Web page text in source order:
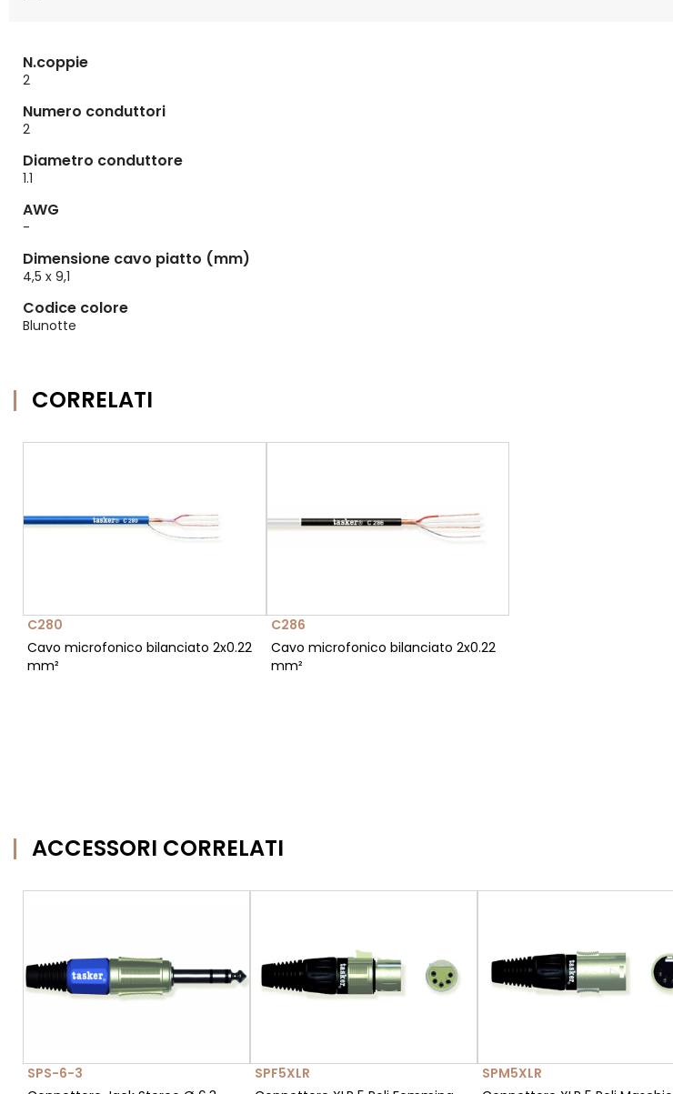
N.coppie
2
Numero conduttori
2
Diametro conduttore
1.1
AWG
-
Dimensione cavo piatto (mm)
4,5 x 9,1
Codice colore
Blunotte
CORRELATI
C280
Cavo microfonico bilanciato 2x0.22
mm²
C286
Cavo microfonico bilanciato 2x0.22
mm²
ACCESSORI CORRELATI
SPS-6-3
SPF5XLR
SPM5XLR